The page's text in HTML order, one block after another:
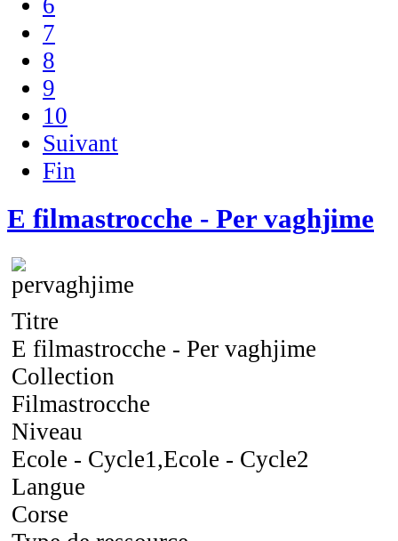
7
8
9
10
Suivant
Fin
E filmastrocche - Per vaghjime
Titre
E filmastrocche - Per vaghjime
Collection
Filmastrocche
Niveau
Ecole - Cycle1,Ecole - Cycle2
Langue
Corse